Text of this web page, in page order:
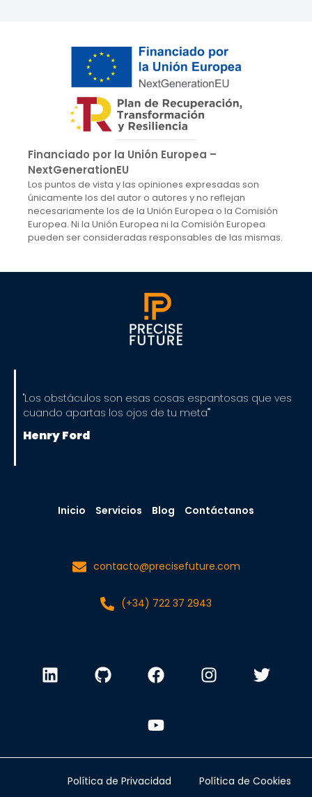
Financiado por la Unión Europea –
NextGenerationEU
Los puntos de vista y las opiniones expresadas son
únicamente los del autor o autores y no reflejan
necesariamente los de la Unión Europea o la Comisión
Europea. Ni la Unión Europea ni la Comisión Europea
pueden ser consideradas responsables de las mismas.
"Los obstáculos son esas cosas espantosas que ves
cuando apartas los ojos de tu meta""
Henry Ford
Inicio Servicios Blog Contáctanos
contacto@precisefuture.com
(+34) 722 37 2943
Política de Privacidad Política de Cookies